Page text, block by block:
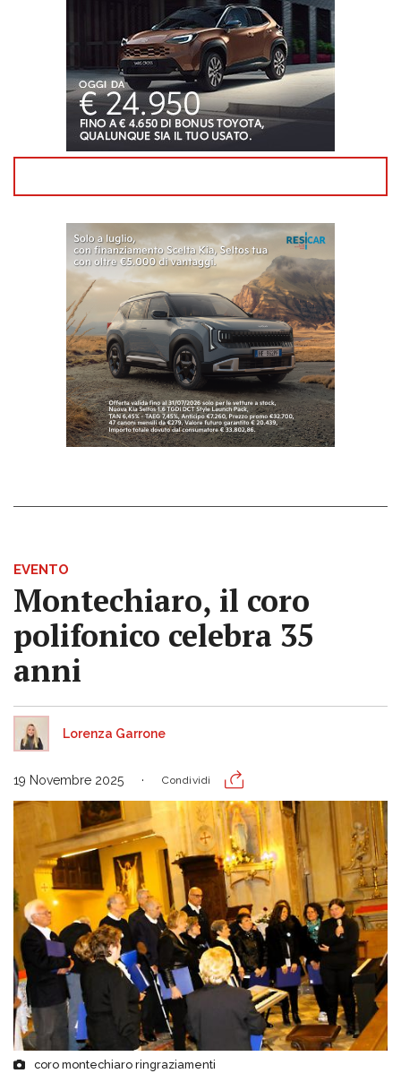
EVENTO
Montechiaro, il coro
polifonico celebra 35
anni
Lorenza Garrone
19 Novembre 2025 Condividi
coro montechiaro ringraziamenti